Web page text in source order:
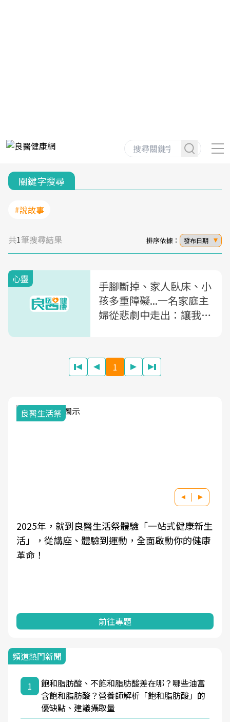
關鍵字搜尋
#說故事
共1筆搜尋結果 排序依據： 發布日期
心靈
手腳斷掉、家人臥床、小
孩多重障礙...一名家庭主
婦從悲劇中走出：讓我最
1
良醫生活祭
2025年，就到良醫生活祭體驗「一站式健康新生
活」，從講座、體驗到運動，全面啟動你的健康
革命！
前往專題
頻道熱門新聞
1
飽和脂肪酸、不飽和脂肪酸差在哪？哪些油富
含飽和脂肪酸？營養師解析「飽和脂肪酸」的
優缺點、建議攝取量